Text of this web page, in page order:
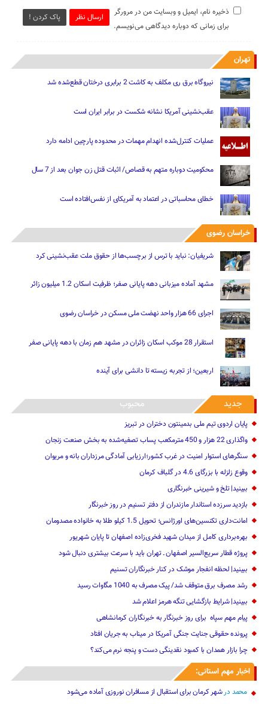
ارسال نظر پاک کردن !
ذخیره نام، ایمیل و وبسایت من در مرورگر
برای زمانی که دوباره دیدگاهی می‌نویسم.
تهران
نیروگاه برق ری مکلف به کاشت 2 برابری درختان قطع‌شده شد
عقب‌نشینی آمریکا نشانه شکست در برابر ایران است
عملیات کنترل‌شده انهدام مهمات در محدوده پارچین ادامه دارد
محکومیت دوباره متهم به قصاص/ اثبات قتل زن جوان بعد از 7 سال
خطای محاسباتی در اعتماد به آمریکای از نفس‌افتاده است
خراسان رضوی
شریفیان: نباید با ترس از برچسب‌ها از حقوق ملت عقب‌نشینی کرد
مشهد آماده میزبانی دهه پایانی صفر؛ ظرفیت اسکان 1.2 میلیون زائر
اجرای 66 هزار واحد نهضت ملی مسکن در خراسان رضوی
استقرار 28 موکب اسکان زائران در مشهد هم زمان با دهه پایانی صفر
اربعین؛ از تجربه زیسته تا دانشی برای آینده
جدید محبوب
پایان اردوی تیم ملی بدمینتون دختران در تبریز
واگذاری 22 هزار و 450 مترمکعب ‌پساب تصفیه‌شده به بخش صنعت زنجان
سنگرهای استوار امنیت در غرب کشور؛ارزیابی آمادگی مرزداران بانه و مریوان
وقوع زلزله با بزرگای 4.6 در گلباف کرمان
ببینید| تلخ و شیرینی خبرنگاری
بازدید سرزده ‌استاندار مازندران از دفتر تسنیم ‌در روز خبرنگار
امانت‌داری تکنسین‌های اورژانس؛ تحویل 1.5 کیلو طلا به خانواده مصدومان
بهره‌برداری کامل از میدان شهید فخری‌زاده اصفهان تا پایان شهریور
پروژه قطار سریع‌السیر اصفهان ـ تهران باید با سرعت بیشتری دنبال شود
ببینید| لحظه انفجار موشک‌ در کنار خبرنگاران تسنیم
رشد مصرف برق متوقف شد/ پیک مصرف به 1040 مگاوات رسید
ببینید| شرایط بازگشایی تنگه هرمز اعلام شد
پیام مهم ‌سپاه ‌ برای روز خبرنگار ‌به خبرنگاران کرمانشاهی
پرونده حقوقی جنایت جنگی آمریکا در میناب به جریان افتاد
چرا بازار همدان با کمبود نقدینگی دست و پنجه نرم می‌کند؟
اخبار مهم استانی:
محمد درشهر کرمان برای استقبال از مسافران نوروزی آماده می‌شود